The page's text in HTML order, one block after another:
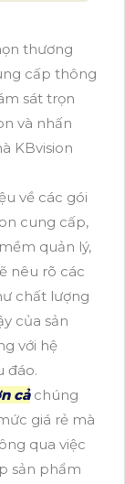
thương
cấp thông
sát trọn
và nhấn
KBvision
về các gói
cung cấp,
quản lý,
nêu rõ các
chất lượng
của sản
với hệ
đáo.
cảchúng
giá rẻ mà
qua việc
sản phẩm